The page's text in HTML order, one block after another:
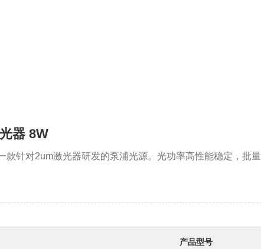
器 8W
针对2um激光器研发的泵浦光源。光功率高性能稳定，批
产品型号